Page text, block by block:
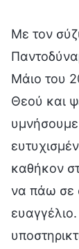
Με τον
Μάιο του
Θεού και
καθήκον
να πάω σε